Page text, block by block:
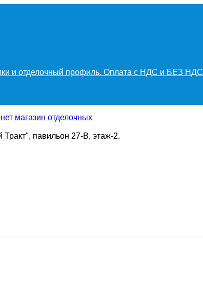
и отделочный профиль. Оплата с НДС и БЕЗ НДС
Тракт", павильон 27-В, этаж-2.